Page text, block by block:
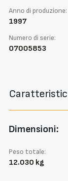
Anno di produzione:
1997
Numero di serie:
07005853
Dimensioni:
Peso totale:
12.030 kg